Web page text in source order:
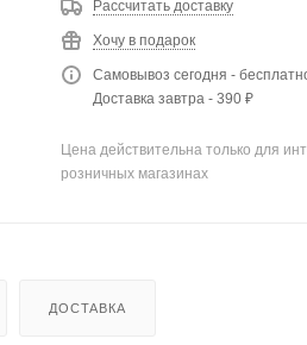
Рассчитать доставку
Хочу в подарок
Самовывоз сегодня -
Доставка завтра - 390 ₽
Цена действительна только для
розничных магазинах
ДОСТАВКА